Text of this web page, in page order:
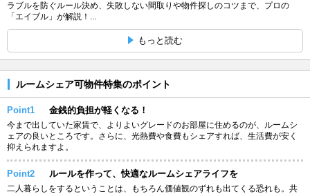
ラブルを防ぐルール決め、失敗しない間取りや物件探しのコツまで、プロの
「エイブル」が解説！...
もっと読む
ルームシェア可物件特集のポイント
Point1 金銭的負担が軽くなる！
今まで出していた家賃で、よりよいグレードのお部屋に住めるのが、ルームシ
ェアの良いところです。さらに、光熱費や食費もシェアすれば、生活費が安く
抑えられますよ。
Point2 ルールを作って、快適なルームシェアライフを
二人暮らしをするということは、もちろん価値観のずれも出てくる恐れも。共